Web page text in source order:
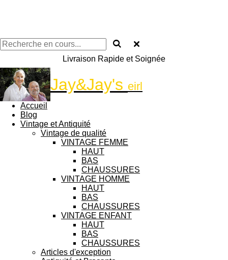
Livraison Rapide et Soignée
Jay&Jay's eirl
Accueil
Blog
Vintage et Antiquité
Vintage de qualité
VINTAGE FEMME
HAUT
BAS
CHAUSSURES
VINTAGE HOMME
HAUT
BAS
CHAUSSURES
VINTAGE ENFANT
HAUT
BAS
CHAUSSURES
Articles d'exception